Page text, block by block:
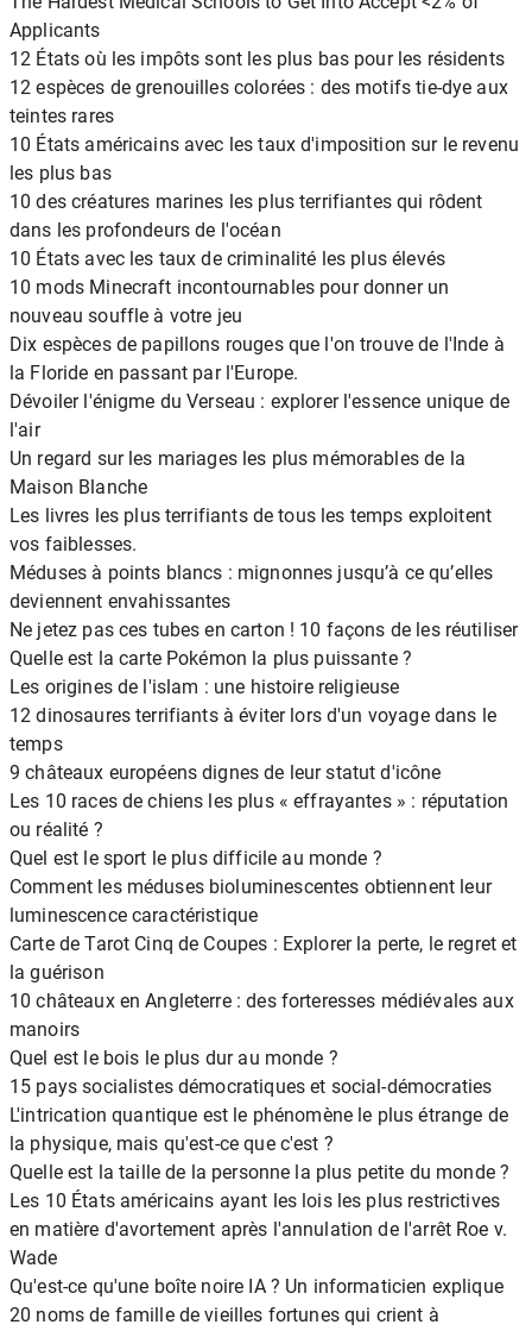
Applicants
12 États où les impôts sont les plus bas pour les résidents
12 espèces de grenouilles colorées : des motifs tie-dye aux
teintes rares
10 États américains avec les taux d'imposition sur le revenu
les plus bas
10 des créatures marines les plus terrifiantes qui rôdent
dans les profondeurs de l'océan
10 États avec les taux de criminalité les plus élevés
10 mods Minecraft incontournables pour donner un
nouveau souffle à votre jeu
Dix espèces de papillons rouges que l'on trouve de l'Inde à
la Floride en passant par l'Europe.
Dévoiler l'énigme du Verseau : explorer l'essence unique de
l'air
Un regard sur les mariages les plus mémorables de la
Maison Blanche
Les livres les plus terrifiants de tous les temps exploitent
vos faiblesses.
Méduses à points blancs : mignonnes jusqu’à ce qu’elles
deviennent envahissantes
Ne jetez pas ces tubes en carton ! 10 façons de les réutiliser
Quelle est la carte Pokémon la plus puissante ?
Les origines de l'islam : une histoire religieuse
12 dinosaures terrifiants à éviter lors d'un voyage dans le
temps
9 châteaux européens dignes de leur statut d'icône
Les 10 races de chiens les plus « effrayantes » : réputation
ou réalité ?
Quel est le sport le plus difficile au monde ?
Comment les méduses bioluminescentes obtiennent leur
luminescence caractéristique
Carte de Tarot Cinq de Coupes : Explorer la perte, le regret et
la guérison
10 châteaux en Angleterre : des forteresses médiévales aux
manoirs
Quel est le bois le plus dur au monde ?
15 pays socialistes démocratiques et social-démocraties
L'intrication quantique est le phénomène le plus étrange de
la physique, mais qu'est-ce que c'est ?
Quelle est la taille de la personne la plus petite du monde ?
Les 10 États américains ayant les lois les plus restrictives
en matière d'avortement après l'annulation de l'arrêt Roe v.
Wade
Qu'est-ce qu'une boîte noire IA ? Un informaticien explique
20 noms de famille de vieilles fortunes qui crient à